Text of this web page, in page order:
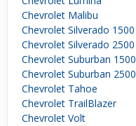
Chevrolet Malibu
Chevrolet Silverado 1500
Chevrolet Silverado 2500
Chevrolet Suburban 1500
Chevrolet Suburban 2500
Chevrolet Tahoe
Chevrolet TrailBlazer
Chevrolet Volt